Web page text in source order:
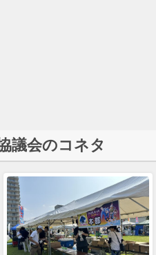
議会のコネタ